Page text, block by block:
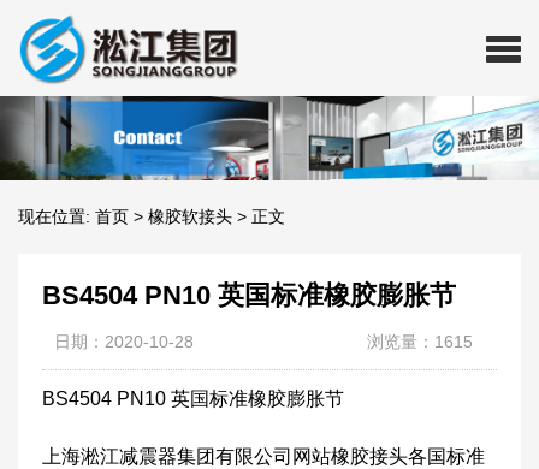
现在位置: 首页 > 橡胶软接头 > 正文
BS4504 PN10 英国标准橡胶膨胀节
日期：2020-10-28 浏览量：1615
BS4504 PN10 英国标准橡胶膨胀节
上海淞江减震器集团有限公司网站橡胶接头各国标准